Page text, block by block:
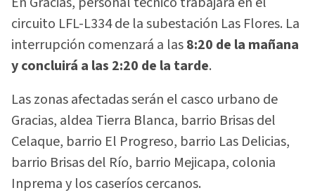
circuito LFL-L334 de la subestación Las Flores. La
interrupción comenzará a las8:20 de la mañana
y concluirá a las 2:20 de la tarde.
Las zonas afectadas serán el casco urbano de
Gracias, aldea Tierra Blanca, barrio Brisas del
Celaque, barrio El Progreso, barrio Las Delicias,
barrio Brisas del Río, barrio Mejicapa, colonia
Inprema y los caseríos cercanos.